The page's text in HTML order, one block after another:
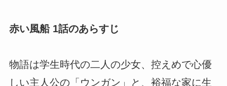
赤い風船 1話のあらすじ
物語は学生時代の二人の少女、控えめで心優
しい主人公の「ウンガン」と、裕福な家に生